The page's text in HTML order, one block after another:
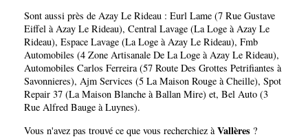
Sont aussi près de Azay Le Rideau : Eurl Lame (7 Rue Gustave
Eiffel à Azay Le Rideau), Central Lavage (La Loge à Azay Le
Rideau), Espace Lavage (La Loge à Azay Le Rideau), Fmb
Automobiles (4 Zone Artisanale De La Loge à Azay Le Rideau),
Automobiles Carlos Ferreira (57 Route Des Grottes Petrifiantes à
Savonnieres), Ajm Services (5 La Maison Rouge à Cheille), Spot
Repair 37 (La Maison Blanche à Ballan Mire) et, Bel Auto (3
Rue Alfred Bauge à Luynes).
Vous n'avez pas trouvé ce que vous recherchiez àVallères ?